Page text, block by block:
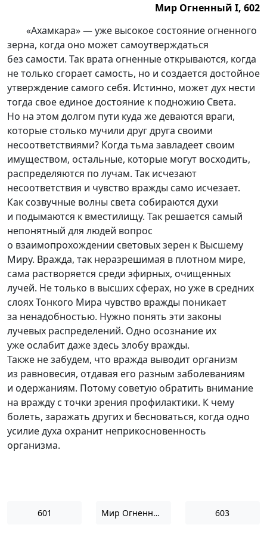
Мир Огненный I, 602
Мир Огненный I, 602.
«Ахамкара» — уже высокое состояние огненного
зерна, когда оно может самоутверждаться
без самости. Так врата огненные открываются, когда
не только сгорает самость, но и создается достойное
утверждение самого себя. Истинно, может дух нести
тогда свое единое достояние к подножию Света.
Но на этом долгом пути куда же деваются враги,
которые столько мучили друг друга своими
несоответствиями? Когда тьма завладеет своим
имуществом, остальные, которые могут восходить,
распределяются по лучам. Так исчезают
несоответствия и чувство вражды само исчезает.
Как созвучные волны света собираются духи
и подымаются к вместилищу. Так решается самый
непонятный для людей вопрос
о взаимопрохождении световых зерен к Высшему
Миру. Вражда, так неразрешимая в плотном мире,
сама растворяется среди эфирных, очищенных
лучей. Не только в высших сферах, но уже в средних
слоях Тонкого Мира чувство вражды поникает
за ненадобностью. Нужно понять эти законы
лучевых распределений. Одно осознание их
уже ослабит даже здесь злобу вражды.
Также не забудем, что вражда выводит организм
из равновесия, отдавая его разным заболеваниям
и одержаниям. Потому советую обратить внимание
на вражду с точки зрения профилактики. К чему
болеть, заражать других и бесноваться, когда одно
усилие духа охранит неприкосновенность
организма.
601 Мир Огненный I 603